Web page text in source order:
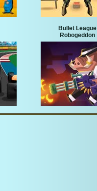
Bullet League
Robogeddon